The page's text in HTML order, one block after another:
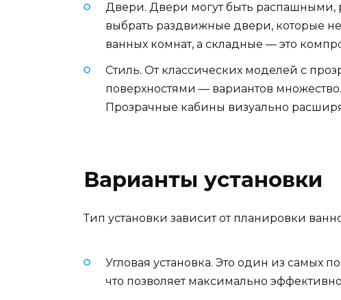
Двери. Двери могут быть распашными,
выбрать раздвижные двери, которые
ванных комнат, а складные — это
Стиль. От классических моделей с
поверхностями — вариантов
Прозрачные кабины визуально
Варианты установки
Тип установки зависит от планировки
Угловая установка. Это один из самых
что позволяет максимально